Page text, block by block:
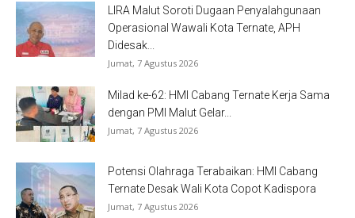
LIRA Malut Soroti Dugaan Penyalahgunaan
Operasional Wawali Kota Ternate, APH
Didesak...
Jumat, 7 Agustus 2026
Milad ke-62: HMI Cabang Ternate Kerja Sama
dengan PMI Malut Gelar...
Jumat, 7 Agustus 2026
Potensi Olahraga Terabaikan: HMI Cabang
Ternate Desak Wali Kota Copot Kadispora
Jumat, 7 Agustus 2026